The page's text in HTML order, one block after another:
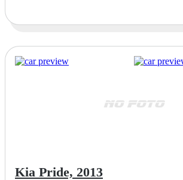
Kia Pride, 2013